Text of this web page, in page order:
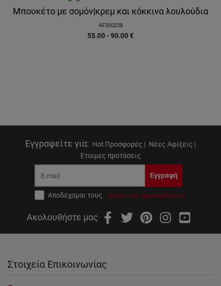
Μπουκέτο με σομόν|κρεμ και κόκκινα λουλούδια
AF300238
55.00 - 90.00€
Εγγραφείτε για: Hot Προσφορές | Νέες Αφίξεις |
Έτοιμες προτάσεις
Εγγραφή
Αποδέχομαι τους όρους και προϋποθέσεις
Ακολουθήστε μας
Στοιχεία Επικοινωνίας